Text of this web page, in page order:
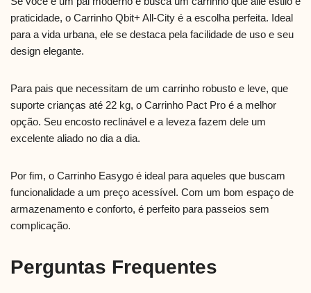
praticidade, o Carrinho Qbit+ All-City é a escolha perfeita. Ideal
para a vida urbana, ele se destaca pela facilidade de uso e seu
design elegante.
Para pais que necessitam de um carrinho robusto e leve, que
suporte crianças até 22 kg, o Carrinho Pact Pro é a melhor
opção. Seu encosto reclinável e a leveza fazem dele um
excelente aliado no dia a dia.
Por fim, o Carrinho Easygo é ideal para aqueles que buscam
funcionalidade a um preço acessível. Com um bom espaço de
armazenamento e conforto, é perfeito para passeios sem
complicação.
Perguntas Frequentes